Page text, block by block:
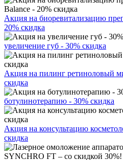
Акция на биоревитализацию
20% скидка
увеличение губ - 30% скидка
Акция на пилинг ретиноловый
скидка
ботулинотерапию - 30% скидка
Акция на консультацию
скидка